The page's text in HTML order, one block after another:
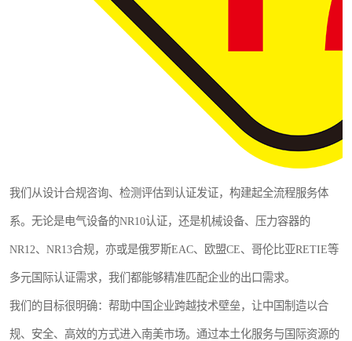
我们从设计合规咨询、检测评估到认证发证，构建起全流程服务体
系。无论是电气设备的NR10认证，还是机械设备、压力容器的
NR12、NR13合规，亦或是俄罗斯EAC、欧盟CE、哥伦比亚RETIE等
多元国际认证需求，我们都能够精准匹配企业的出口需求。
我们的目标很明确：帮助中国企业跨越技术壁垒，让中国制造以合
规、安全、高效的方式进入南美市场。通过本土化服务与国际资源的